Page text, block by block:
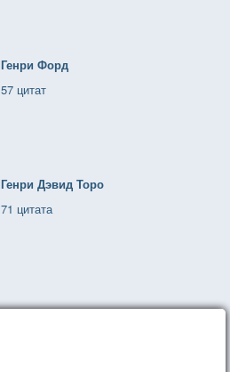
Генри Форд
57 цитат
Генри Дэвид Торо
71 цитата